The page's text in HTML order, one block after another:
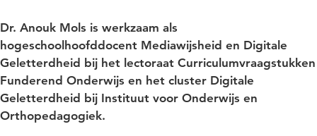
Dr. Anouk Mols is werkzaam als
hogeschoolhoofddocent Mediawijsheid en Digitale
Geletterdheid bij het lectoraat Curriculumvraagstukken
Funderend Onderwijs en het cluster Digitale
Geletterdheid bij Instituut voor Onderwijs en
Orthopedagogiek.